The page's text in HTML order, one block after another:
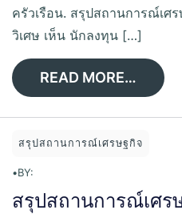
ครัวเรือน. สรุปสถานการณ์เศ
วิเศษ เห็น นักลงทุน […]
READ MORE…
สรุปสถานการณ์เศรษฐกิจ
•BY:
สรุปสถานการณ์เศร